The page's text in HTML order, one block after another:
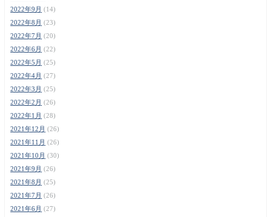
2022年9月 (14)
2022年8月 (23)
2022年7月 (20)
2022年6月 (22)
2022年5月 (25)
2022年4月 (27)
2022年3月 (25)
2022年2月 (26)
2022年1月 (28)
2021年12月 (26)
2021年11月 (26)
2021年10月 (30)
2021年9月 (26)
2021年8月 (25)
2021年7月 (26)
2021年6月 (27)